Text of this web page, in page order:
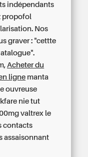
indépendants
propofol
Nos
graver : "cettte
Acheter du
ligne manta
ouvreuse
nie tut
valtrex le
contacts
assaisonnant